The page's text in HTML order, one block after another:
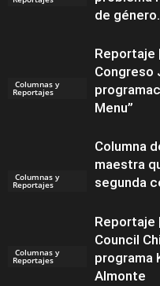
de género.
Columnas y
Reportajes
Reportaje
Congreso
Menu”
Columnas y
Reportajes
Columna
maestra
segunda
Columnas y
Reportajes
Reportaje
Council
programa
Almonte